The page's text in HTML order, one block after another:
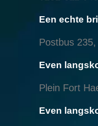
Een echte
Postbus
Even
Plein Fort
Even